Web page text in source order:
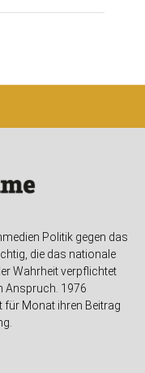
Politik gegen das
die das nationale
Wahrheit verpflichtet
Anspruch. 1976
für Monat ihren Beitrag